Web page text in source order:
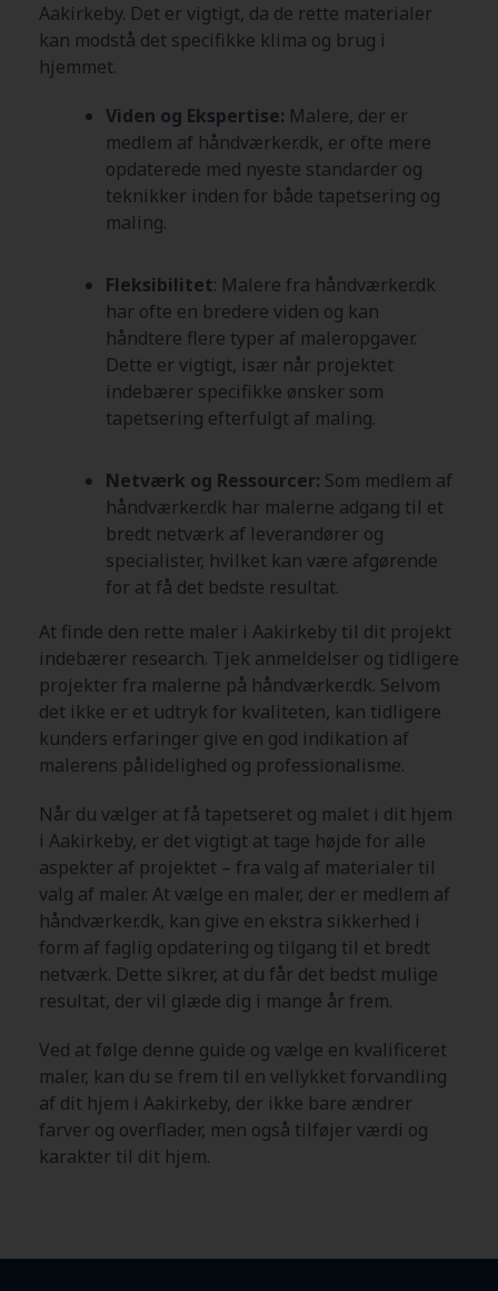
Aakirkeby. Det er vigtigt, da de rette materialer
kan modstå det specifikke klima og brug i
hjemmet.
Viden og Ekspertise: Malere, der er
medlem af håndværker.dk, er ofte mere
opdaterede med nyeste standarder og
teknikker inden for både tapetsering og
maling.
Fleksibilitet: Malere fra håndværker.dk
har ofte en bredere viden og kan
håndtere flere typer af maleropgaver.
Dette er vigtigt, især når projektet
indebærer specifikke ønsker som
tapetsering efterfulgt af maling.
Netværk og Ressourcer: Som medlem af
håndværker.dk har malerne adgang til et
bredt netværk af leverandører og
specialister, hvilket kan være afgørende
for at få det bedste resultat.
At finde den rette maler i Aakirkeby til dit projekt
indebærer research. Tjek anmeldelser og tidligere
projekter fra malerne på håndværker.dk. Selvom
det ikke er et udtryk for kvaliteten, kan tidligere
kunders erfaringer give en god indikation af
malerens pålidelighed og professionalisme.
Når du vælger at få tapetseret og malet i dit hjem
i Aakirkeby, er det vigtigt at tage højde for alle
aspekter af projektet – fra valg af materialer til
valg af maler. At vælge en maler, der er medlem af
håndværker.dk, kan give en ekstra sikkerhed i
form af faglig opdatering og tilgang til et bredt
netværk. Dette sikrer, at du får det bedst mulige
resultat, der vil glæde dig i mange år frem.
Ved at følge denne guide og vælge en kvalificeret
maler, kan du se frem til en vellykket forvandling
af dit hjem i Aakirkeby, der ikke bare ændrer
farver og overflader, men også tilføjer værdi og
karakter til dit hjem.